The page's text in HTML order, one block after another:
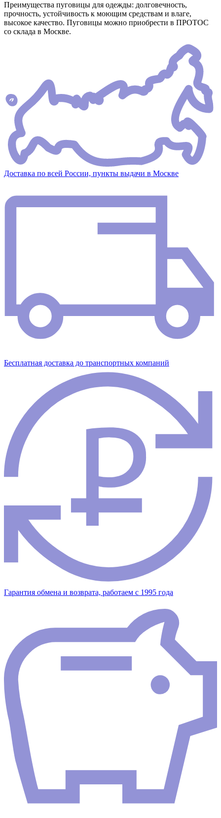
Преимущества пуговицы для одежды: долговечность,
прочность, устойчивость к моющим средствам и влаге,
высокое качество. Пуговицы можно приобрести в ПРОТОС
со склада в Москве.
Доставка по всей России, пункты выдачи в Москве
Бесплатная доставка до транспортных компаний
Гарантия обмена и возврата, работаем с 1995 года